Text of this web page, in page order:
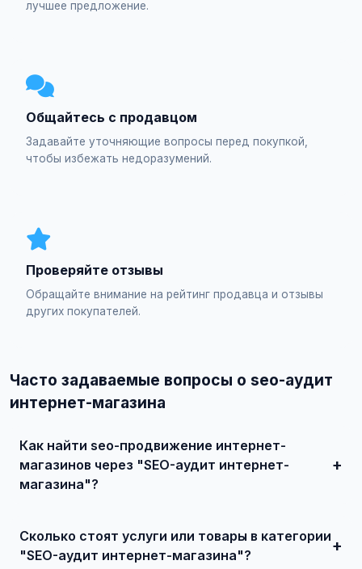
лучшее предложение.
Общайтесь с продавцом
Задавайте уточняющие вопросы перед покупкой,
чтобы избежать недоразумений.
Проверяйте отзывы
Обращайте внимание на рейтинг продавца и отзывы
других покупателей.
Часто задаваемые вопросы о seo-аудит
интернет-магазина
Как найти seo-продвижение интернет-
магазинов через "SEO-аудит интернет-
магазина"?
и договоритесь о сделке.
Сколько стоят услуги или товары в категории
"SEO-аудит интернет-магазина"?